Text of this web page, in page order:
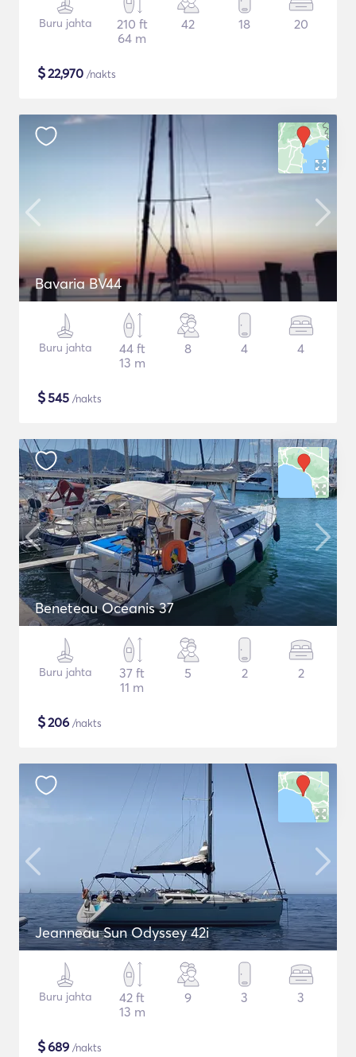
Buru jahta
210 ft
64 m
42 18 20
$22,970 /nakts
Bavaria BV44
Buru jahta
44 ft
13 m
8 4 4
$545 /nakts
Beneteau Oceanis 37
Buru jahta
37 ft
11 m
5 2 2
$206 /nakts
Jeanneau Sun Odyssey 42i
Buru jahta
42 ft
13 m
9 3 3
$689 /nakts